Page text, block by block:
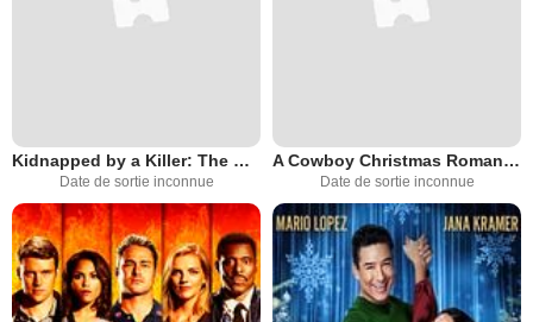
Kidnapped by a Killer: The Heather Robinson Story
Date de sortie inconnue
A Cowboy Christmas Romance
Date de sortie inconnue